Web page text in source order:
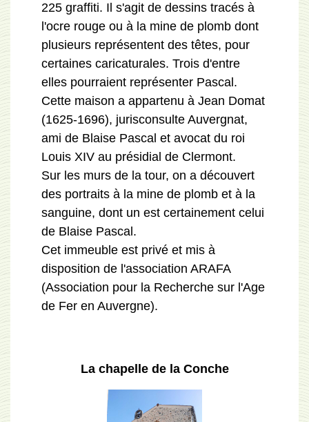
225 graffiti. Il s'agit de dessins tracés à
l'ocre rouge ou à la mine de plomb dont
plusieurs représentent des têtes, pour
certaines caricaturales. Trois d'entre
elles pourraient représenter Pascal.
Cette maison a appartenu à Jean Domat
(1625-1696), jurisconsulte Auvergnat,
ami de Blaise Pascal et avocat du roi
Louis XIV au présidial de Clermont.
Sur les murs de la tour, on a découvert
des portraits à la mine de plomb et à la
sanguine, dont un est certainement celui
de Blaise Pascal.
Cet immeuble est privé et mis à
disposition de l'association ARAFA
(Association pour la Recherche sur l'Age
de Fer en Auvergne).
La chapelle de la Conche